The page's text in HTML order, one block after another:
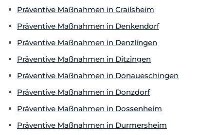
Präventive Maßnahmen in Crailsheim
Präventive Maßnahmen in Denkendorf
Präventive Maßnahmen in Denzlingen
Präventive Maßnahmen in Ditzingen
Präventive Maßnahmen in Donaueschingen
Präventive Maßnahmen in Donzdorf
Präventive Maßnahmen in Dossenheim
Präventive Maßnahmen in Durmersheim